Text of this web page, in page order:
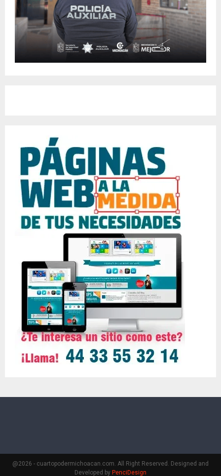
@2026 - cuartopodermichoacan.com. All Right Reserved. Designed and
Developed by PenciDesign